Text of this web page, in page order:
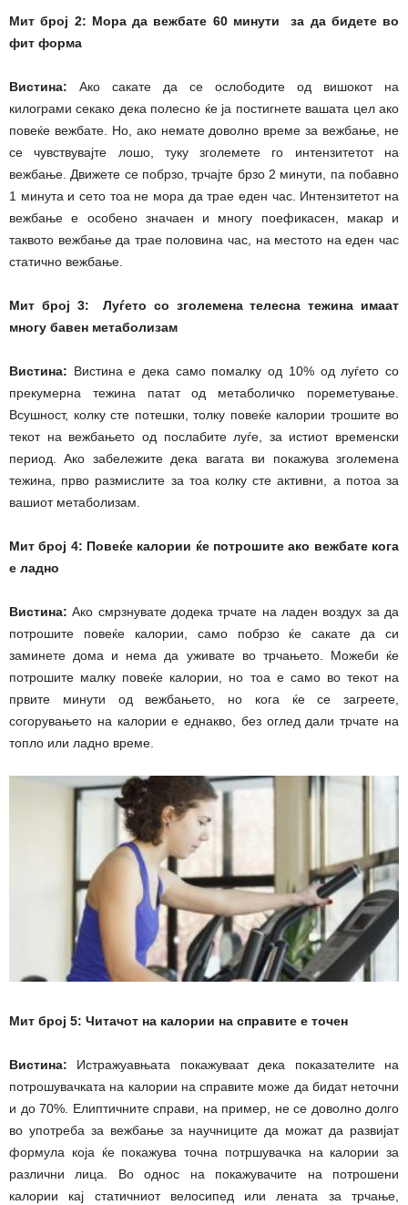
Мит број 2: Мора да вежбате 60 минути за да бидете во
фит форма
Вистина: Ако сакате да се ослободите од вишокот на
килограми секако дека полесно ќе ја постигнете вашата цел ако
повеќе вежбате. Но, ако немате доволно време за вежбање, не
се чувствувајте лошо, туку зголемете го интензитетот на
вежбање. Движете се побрзо, трчајте брзо 2 минути, па побавно
1 минута и сето тоа не мора да трае еден час. Интензитетот на
вежбање е особено значаен и многу поефикасен, макар и
таквото вежбање да трае половина час, на местото на еден час
статично вежбање.
Мит број 3: Луѓето со зголемена телесна тежина имаат
многу бавен метаболизам
Вистина: Вистина е дека само помалку од 10% од луѓето со
прекумерна тежина патат од метаболичко пореметување.
Всушност, колку сте потешки, толку повеќе калории трошите во
текот на вежбањето од послабите луѓе, за истиот временски
период. Ако забележите дека вагата ви покажува зголемена
тежина, прво размислите за тоа колку сте активни, а потоа за
вашиот метаболизам.
Мит број 4: Повеќе калории ќе потрошите ако вежбате кога
е ладно
Вистина: Ако смрзнувате додека трчате на ладен воздух за да
потрошите повеќе калории, само побрзо ќе сакате да си
заминете дома и нема да уживате во трчањето. Можеби ќе
потрошите малку повеќе калории, но тоа е само во текот на
првите минути од вежбањето, но кога ќе се загреете,
согорувањето на калории е еднакво, без оглед дали трчате на
топло или ладно време.
Мит број 5: Читачот на калории на справите е точен
Вистина: Истражуавњата покажуваат дека показателите на
потрошувачката на калории на справите може да бидат неточни
и до 70%. Елиптичните справи, на пример, не се доволно долго
во употреба за вежбање за научниците да можат да развијат
формула која ќе покажува точна потршувачка на калории за
различни лица. Во однос на покажувачите на потрошени
калории кај статичниот велосипед или лената за трчање,